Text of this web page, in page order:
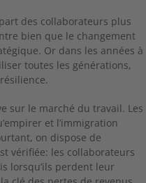
des collaborateurs plus
bien que le changement
Or dans les années à
toutes les générations,
sur le marché du travail. Les
et l’immigration
on dispose de
vérifiée: les collaborateurs
lorsqu’ils perdent leur